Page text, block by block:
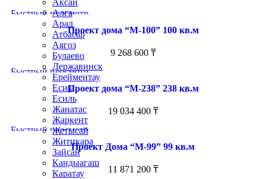
Аксай
Алга
Арал
Атбасар
Аягоз
Булаево
Державинск
Ерейментау
Есик
Есиль
Жанатас
Жаркент
Жетысай
Житикара
Зайсан
Кандыагаш
Каратау
Быстрый просмотр
Проект дома “М-100” 100 кв.м
9 268 600 ₸
Быстрый просмотр
Проект дома “М-238” 238 кв.м
19 034 400 ₸
Быстрый просмотр
Проект Дома “М-99” 99 кв.м
11 871 200 ₸